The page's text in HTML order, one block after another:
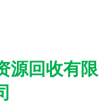
源回收有限